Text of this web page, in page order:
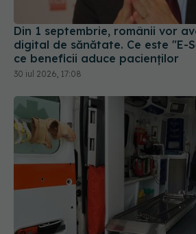
Din 1 septembrie, românii vor
digital de sănătate. Ce este "E-
ce beneficii aduce pacienților
30 iul 2026, 17:08